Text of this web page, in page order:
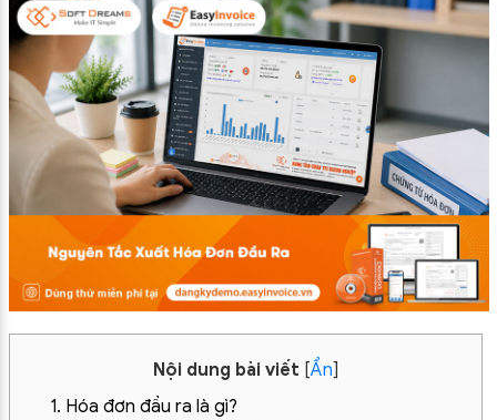
Nội dung bài viết [Ẩn]
1. Hóa đơn đầu ra là gì?